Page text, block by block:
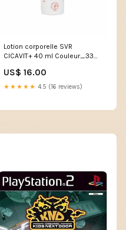
Lotion corporelle SVR
CICAVIT+ 40 ml Couleur_330
US$ 16.00
★★★★★ 4.5 (16 reviews)